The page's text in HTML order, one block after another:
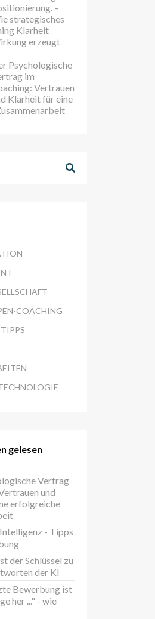
–
strategisches
Klarheit
erzeugt
Psychologische
im
Vertrauen
Klarheit für eine
COACHING
gelesen
Vertrag
und
erfolgreiche
- Tipps
der Schlüssel zu
der KI
Bewerbung ist
her ..." - wie